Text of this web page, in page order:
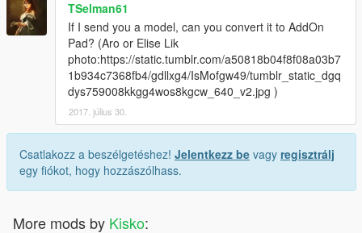
TSelman61
If I send you a model, can you convert it to AddOn
Pad? (Aro or Elise Lik
photo:https://static.tumblr.com/a50818b04f8f08a03b7
1b934c7368fb4/gdllxg4/IsMofgw49/tumblr_static_dgq
dys759008kkgg4wos8kgcw_640_v2.jpg )
2017. július 30.
Csatlakozz a beszélgetéshez! Jelentkezz be vagy regisztrálj
egy fiókot, hogy hozzászólhass.
More mods by Kisko: